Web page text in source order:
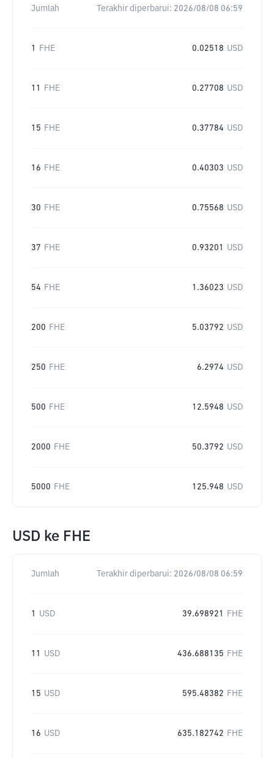
Jumlah Terakhir diperbarui: 2026/08/08 06:59
1 FHE 0.02518 USD
11 FHE 0.27708 USD
15 FHE 0.37784 USD
16 FHE 0.40303 USD
30 FHE 0.75568 USD
37 FHE 0.93201 USD
54 FHE 1.36023 USD
200 FHE 5.03792 USD
250 FHE 6.2974 USD
500 FHE 12.5948 USD
2000 FHE 50.3792 USD
5000 FHE 125.948 USD
USD ke FHE
Jumlah Terakhir diperbarui: 2026/08/08 06:59
1 USD 39.698921 FHE
11 USD 436.688135 FHE
15 USD 595.48382 FHE
16 USD 635.182742 FHE